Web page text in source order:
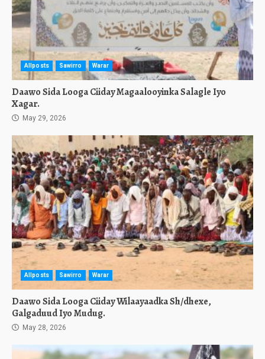
Allposts Sawirro Warar
Daawo Sida Looga Ciiday Magaalooyinka Salagle Iyo
Xagar.
May 29, 2026
Allposts Sawirro Warar
Daawo Sida Looga Ciiday Wilaayaadka Sh/dhexe,
Galgaduud Iyo Mudug.
May 28, 2026